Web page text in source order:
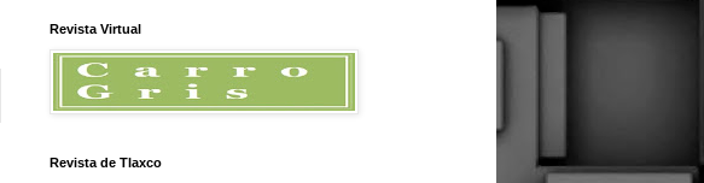
Revista Virtual
Revista de Tlaxco